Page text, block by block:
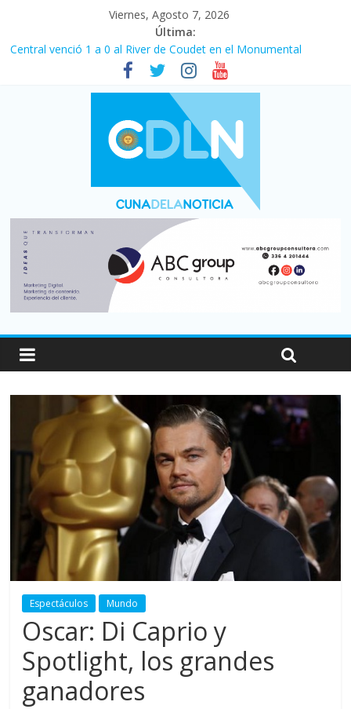
Viernes, Agosto 7, 2026
Última:
Central venció 1 a 0 al River de Coudet en el Monumental
La morosidad alcanzó su nivel más alto en dos décadas y ya
afecta a 400 mil deudores en Santa Fe
Desde que asumió Milei cerraron 41.000 kioscos: el sector
denuncia crisis como en 2001
Vacaciones de invierno con más movimiento y consumo
turístico: 4,6 millones de personas viajaron por el país, un 5,9%
Fuerte caída de la venta de autos usados en julio: bajó un 12,6%
Espectáculos Mundo
Oscar: Di Caprio y
Spotlight, los grandes
ganadores